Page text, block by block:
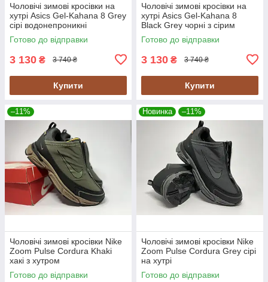
Чоловічі зимові кросівки на
хутрі Asics Gel-Kahana 8 Grey
сірі водонепроникні
Готово до відправки
3 130 ₴ 3 740 ₴
Купити
Чоловічі зимові кросівки на
хутрі Asics Gel-Kahana 8
Black Grey чорні з сірим
водонепроникні
Готово до відправки
3 130 ₴ 3 740 ₴
Купити
–11%
Чоловічі зимові кросівки Nike
Zoom Pulse Cordura Khaki
хакі з хутром
Готово до відправки
Новинка –11%
Чоловічі зимові кросівки Nike
Zoom Pulse Cordura Grey сірі
на хутрі
Готово до відправки